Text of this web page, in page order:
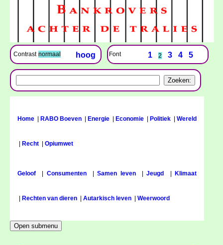
Contrast normaal hoog Font 1 2 3 4 5
Home RABO Boeven Energie Economie Politiek Wereld
Recht Opiumwet
Geloof Consumenten|Samen leven|Jeugd Klimaat
Rechten van dieren Autarkisch leven Weerwoord